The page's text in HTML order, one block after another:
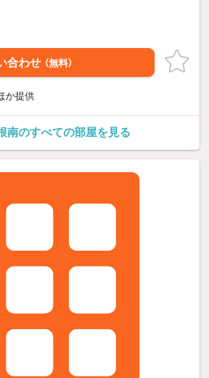
合わせ （無料）
か提供
南のすべての部屋を見る